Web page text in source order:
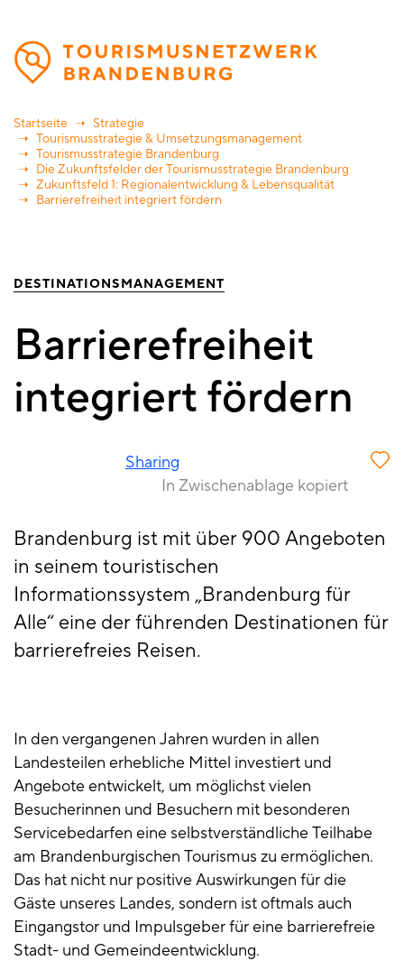
Direkt
zum
Inhalt
Startseite
Strategie
Tourismusstrategie & Umsetzungsmanagement
Tourismusstrategie Brandenburg
Die Zukunftsfelder der Tourismusstrategie Brandenburg
Zukunftsfeld 1: Regionalentwicklung & Lebensqualität
Barrierefreiheit integriert fördern
DESTINATIONSMANAGEMENT
Barrierefreiheit
integriert fördern
Sharing
In Zwischenablage kopiert
Brandenburg ist mit über 900 Angeboten
in seinem touristischen
Informationssystem „Brandenburg für
Alle“ eine der führenden Destinationen für
barrierefreies Reisen.
In den vergangenen Jahren wurden in allen
Landesteilen erhebliche Mittel investiert und
Angebote entwickelt, um möglichst vielen
Besucherinnen und Besuchern mit besonderen
Servicebedarfen eine selbstverständliche Teilhabe
am Brandenburgischen Tourismus zu ermöglichen.
Das hat nicht nur positive Auswirkungen für die
Gäste unseres Landes, sondern ist oftmals auch
Eingangstor und Impulsgeber für eine barrierefreie
Stadt- und Gemeindeentwicklung.